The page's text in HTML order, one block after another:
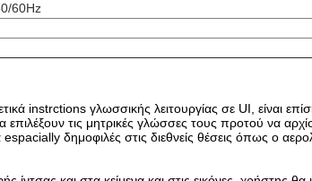
60Hz
instrctions γλωσσικής λειτουργίας σε UI, είναι
τις μητρικές γλώσσες τους προτού να
δημοφιλές στις διεθνείς θέσεις όπως ο